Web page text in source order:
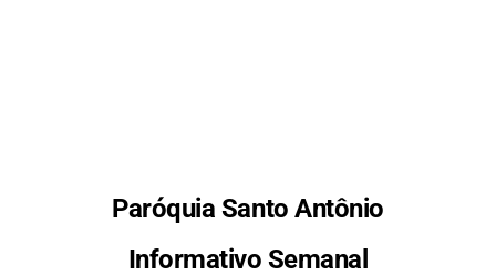
Paróquia Santo Antônio
Informativo Semanal